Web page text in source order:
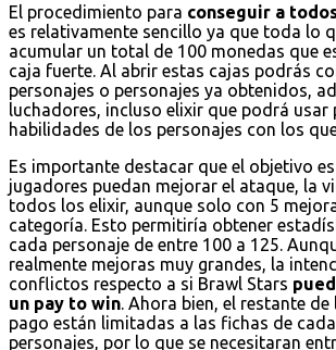
El procedimiento para conseguir a
es relativamente sencillo ya que toda lo
acumular un total de 100 monedas que
caja fuerte. Al abrir estas cajas podrás
personajes o personajes ya obtenidos,
luchadores, incluso elixir que podrá usar
habilidades de los personajes con los
Es importante destacar que el objetivo
jugadores puedan mejorar el ataque, la
todos los elixir, aunque solo con 5
categoría. Esto permitiría obtener
cada personaje de entre 100 a 125.
realmente mejoras muy grandes, la
conflictos respecto a si Brawl Stars
un pay to win . Ahora bien, el restante
pago están limitadas a las fichas de
personajes, por lo que se necesitaran